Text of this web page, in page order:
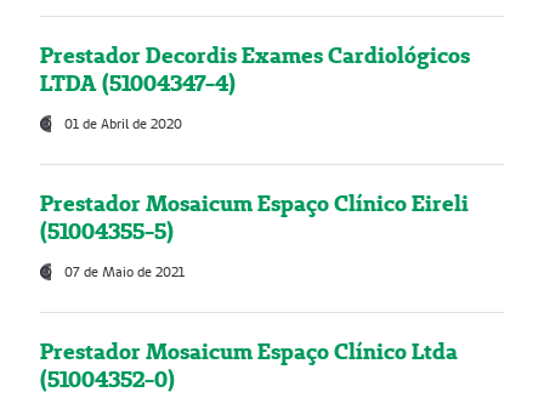
Prestador Decordis Exames Cardiológicos
LTDA (51004347-4)
01 de Abril de 2020
Prestador Mosaicum Espaço Clínico Eireli
(51004355-5)
07 de Maio de 2021
Prestador Mosaicum Espaço Clínico Ltda
(51004352-0)